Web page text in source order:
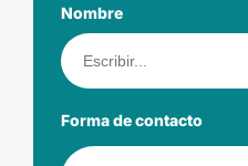
Nombre
Forma de contacto